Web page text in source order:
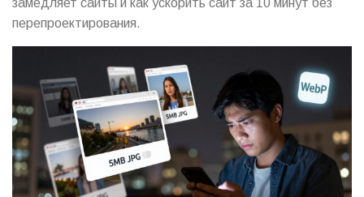
замедляет сайты и как ускорить сайт за 10 минут без
перепроектирования.